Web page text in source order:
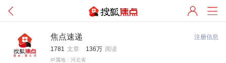
焦点速递
1781 文章 136万 阅读
IP属地：河北省
注册信息